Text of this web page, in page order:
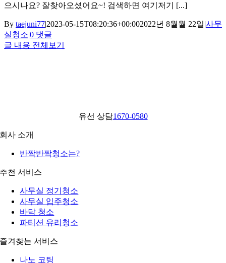
으시나요? 잘찾아오셨어요~! 검색하면 여기저기 [...]
By taejuni77|2023-05-15T08:20:36+00:002022년 8월월 22일|사무
실청소|0 댓글
글 내용 전체보기
유선 상담1670-0580
회사 소개
반짝반짝청소는?
추천 서비스
사무실 정기청소
사무실 입주청소
바닥 청소
파티션 유리청소
즐겨찾는 서비스
나노 코팅